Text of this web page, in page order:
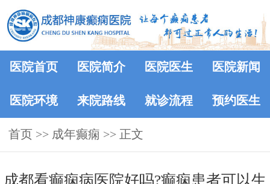
医院首页 医院简介 医院医生 医院新闻
医院环境 来院路线 就诊流程 预约医生
首页 >> 成年癫痫 >> 正文
成都看癫痫病医院好吗?癫痫患者可以生